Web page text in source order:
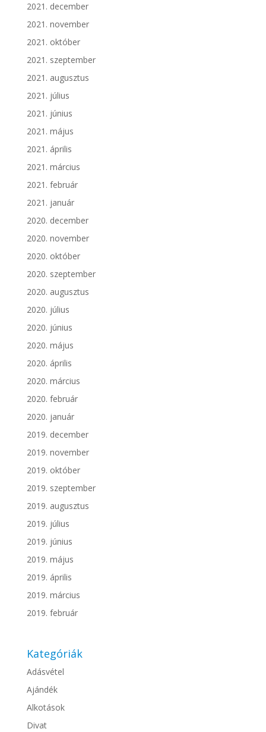
2021. december
2021. november
2021. október
2021. szeptember
2021. augusztus
2021. július
2021. június
2021. május
2021. április
2021. március
2021. február
2021. január
2020. december
2020. november
2020. október
2020. szeptember
2020. augusztus
2020. július
2020. június
2020. május
2020. április
2020. március
2020. február
2020. január
2019. december
2019. november
2019. október
2019. szeptember
2019. augusztus
2019. július
2019. június
2019. május
2019. április
2019. március
2019. február
Kategóriák
Adásvétel
Ajándék
Alkotások
Divat